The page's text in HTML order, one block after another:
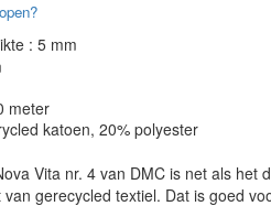
: 5 mm
meter
katoen, 20% polyester
Vita nr. 4 van DMC is net als het
gerecycled textiel. Dat is goed